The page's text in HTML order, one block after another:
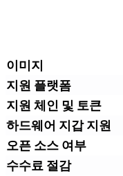
이미지
지원 플랫폼
지원 체인 및 토큰
하드웨어 지갑 지원
오픈 소스 여부
수수료 절감